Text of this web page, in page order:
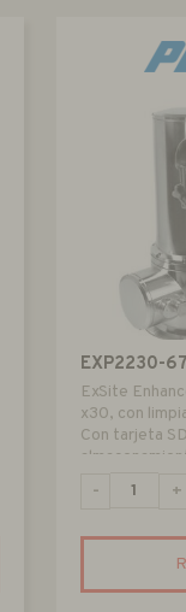
EXP2230-
ExSite
x30, con
Con tarjeta
ambientes
- +